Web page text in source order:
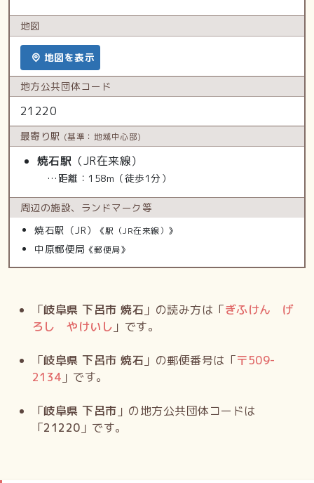
地図
地図を表示
地方公共団体コード
21220
最寄り駅 (基準：地域中心部)
焼石駅 （JR在来線）
…距離：158m（徒歩1分）
周辺の施設、 ランドマーク等
焼石駅（JR）
《駅（JR在来線）》
中原郵便局 《郵便局》
「岐阜県 下呂市 焼石 」の読み方は「ぎふけん げ
ろし やけいし 」です。
「岐阜県 下呂市 焼石 」の郵便番号は「〒509-
2134 」です。
「岐阜県 下呂市 」の地方公共団体コードは
「21220 」です。